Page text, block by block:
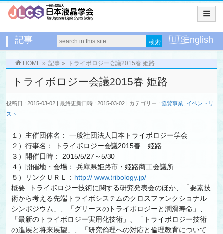
記事 English
HOME » 記事 » トライボロジー会議2015春 姫路
トライボロジー会議2015春 姫路
投稿日 : 2015-03-02 最終更新日時 : 2015-03-02 カテゴリー :協賛事業 イベントリ
スト
１）主催団体名： 一般社団法人日本トライボロジー学会
２）行事名： トライボロジー会議2015春 姫路
３）開催日時： 2015/5/27～5/30
４）開催地・会場： 兵庫県姫路市・姫路商工会議所
５）リンクＵＲＬ： http:// www.tribology.jp/
概要: トライボロジー技術に関する研究発表会のほか、「要素技
術から考える先端トライボシステムのクロスファンクショナル
シンポジウム」、「グリースのトライボロジーと潤滑寿命」、
「最新のトライボロジー実用化技術」、「トライボロジー技術
の進展と将来展望」、「研究倫理への対応と倫理教育について